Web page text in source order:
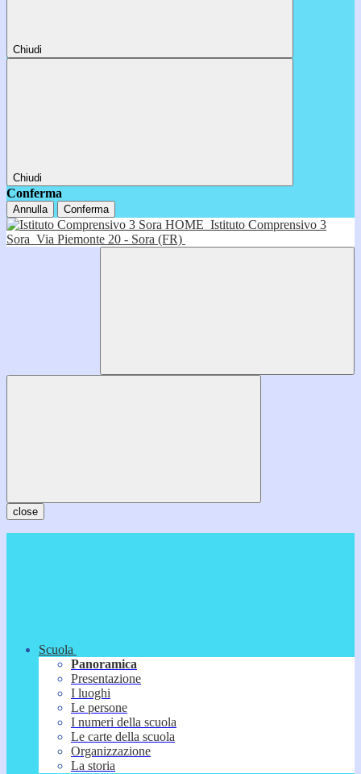
Chiudi
Chiudi
Conferma
Annulla Conferma
HOME Istituto Comprensivo 3
Sora Via Piemonte 20 - Sora (FR)
close
Scuola
Panoramica
Presentazione
I luoghi
Le persone
I numeri della scuola
Le carte della scuola
Organizzazione
La storia